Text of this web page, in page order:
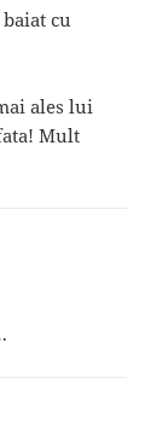
cu
ales lui
Mult